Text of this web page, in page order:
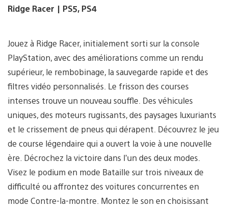
Ridge Racer | PS5, PS4
Jouez à Ridge Racer, initialement sorti sur la console
PlayStation, avec des améliorations comme un rendu
supérieur, le rembobinage, la sauvegarde rapide et des
filtres vidéo personnalisés. Le frisson des courses
intenses trouve un nouveau souffle. Des véhicules
uniques, des moteurs rugissants, des paysages luxuriants
et le crissement de pneus qui dérapent. Découvrez le jeu
de course légendaire qui a ouvert la voie à une nouvelle
ère. Décrochez la victoire dans l’un des deux modes.
Visez le podium en mode Bataille sur trois niveaux de
difficulté ou affrontez des voitures concurrentes en
mode Contre-la-montre. Montez le son en choisissant